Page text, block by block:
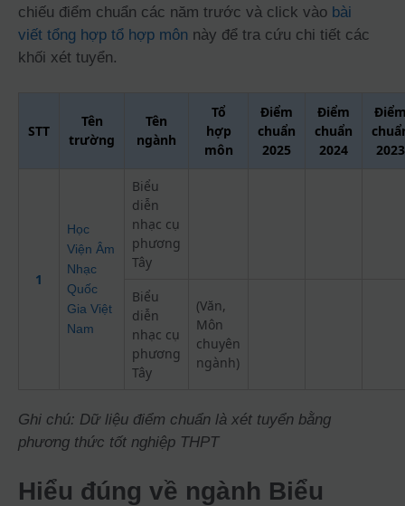
chiếu điểm chuẩn các năm trước và click vào bài
viết tổng hợp tổ hợp môn này để tra cứu chi tiết các
khối xét tuyển.
STT
Tên
trường
Tên
ngành
Tổ
hợp
môn
Điểm
chuẩn
2025
Điểm
chuẩn
2024
2023
1
Học
Viện Âm
Nhạc
Quốc
Gia Việt
Nam
Biểu
diễn
nhạc cụ
phương
Tây
Biểu
diễn
nhạc cụ
phương
Tây
(Văn,
Môn
chuyên
ngành)
Ghi chú: Dữ liệu điểm chuẩn là xét tuyển bằng
phương thức tốt nghiệp THPT
Hiểu đúng về ngành Biểu